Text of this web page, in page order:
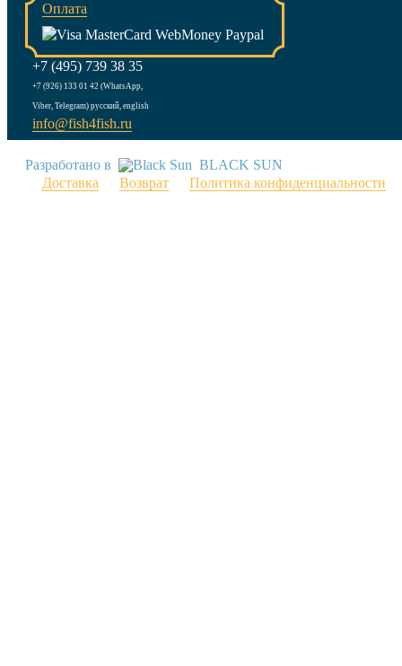
Оплата
+7 (495) 739 38 35
+7 (926) 133 01 42 (WhatsApp,
Viber, Telegram) русский, english
info@fish4fish.ru
Разработано в
BLACK SUN
Доставка
Возврат Политика конфиденциальности